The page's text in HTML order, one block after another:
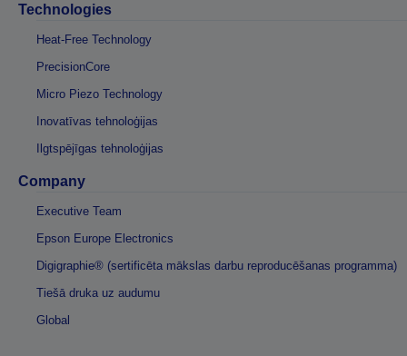
Technologies
Heat-Free Technology
PrecisionCore
Micro Piezo Technology
Inovatīvas tehnoloģijas
Ilgtspējīgas tehnoloģijas
Company
Executive Team
Epson Europe Electronics
Digigraphie® (sertificēta mākslas darbu reproducēšanas programma)
Tiešā druka uz audumu
Global